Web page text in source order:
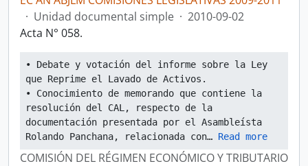
· Unidad documental simple · 2010-09-02
Acta N° 058.
• Debate y votación del informe sobre la Ley
que Reprime el Lavado de Activos.
• Conocimiento de memorando que contiene la
resolución del CAL, respecto de la
documentación presentada por el Asambleísta
Rolando Panchana, relacionada con… Read more
COMISIÓN DEL RÉGIMEN ECONÓMICO Y TRIBUTARIO